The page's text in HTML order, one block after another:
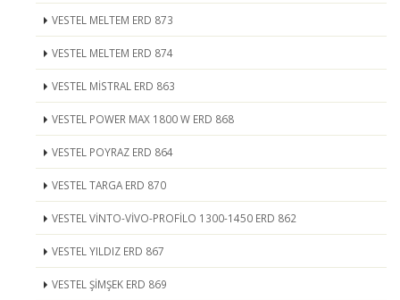
VESTEL MELTEM ERD 873
VESTEL MELTEM ERD 874
VESTEL MİSTRAL ERD 863
VESTEL POWER MAX 1800 W ERD 868
VESTEL POYRAZ ERD 864
VESTEL TARGA ERD 870
VESTEL VİNTO-VİVO-PROFİLO 1300-1450 ERD 862
VESTEL YILDIZ ERD 867
VESTEL ŞİMŞEK ERD 869